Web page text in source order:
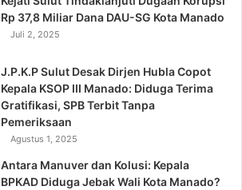
Rp 37,8 Miliar Dana DAU-SG Kota Manado
Juli 2, 2025
J.P.K.P Sulut Desak Dirjen Hubla Copot
Kepala KSOP III Manado: Diduga Terima
Gratifikasi, SPB Terbit Tanpa
Pemeriksaan
Agustus 1, 2025
Antara Manuver dan Kolusi: Kepala
BPKAD Diduga Jebak Wali Kota Manado?